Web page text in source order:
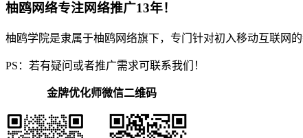
柚鸥网络专注网络推广13年！
柚鸥学院是隶属于柚鸥网络旗下，专门针对初入移动互联网
PS：若有疑问或者推广需求可联系我们！
金牌优化师微信二维码